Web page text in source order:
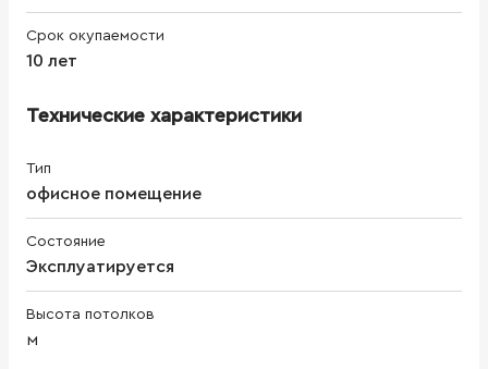
Срок окупаемости
10 лет
Технические характеристики
Тип
офисное помещение
Состояние
Эксплуатируется
Высота потолков
м